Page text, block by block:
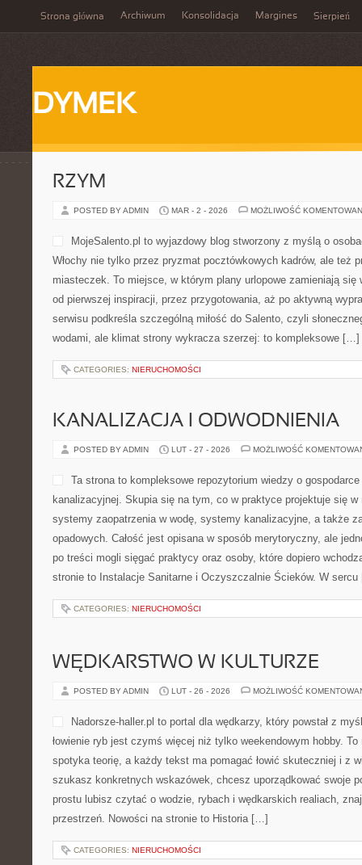
Strona główna Archiwum Konsolidacja Margines Sierpień
DYMEK
RZYM
POSTED BY ADMIN MAR - 2 - 2026 MOŻLIWOŚĆ
MojeSalento.pl to wyjazdowy blog stworzony z myślą o
Włochy nie tylko przez pryzmat pocztówkowych kadrów, ale też
miasteczek. To miejsce, w którym plany urlopowe zamieniają się
od pierwszej inspiracji, przez przygotowania, aż po aktywną
serwisu podkreśla szczególną miłość do Salento, czyli
wodami, ale klimat strony wykracza szerzej: to kompleksowe […]
CATEGORIES: NIERUCHOMOŚCI
KANALIZACJA I ODWODNIENIA
POSTED BY ADMIN LUT - 27 - 2026 MOŻLIWOŚĆ
Ta strona to kompleksowe repozytorium wiedzy o
kanalizacyjnej. Skupia się na tym, co w praktyce projektuje się
systemy zaopatrzenia w wodę, systemy kanalizacyjne, a także
opadowych. Całość jest opisana w sposób merytoryczny, ale
po treści mogli sięgać praktycy oraz osoby, które dopiero
stronie to Instalacje Sanitarne i Oczyszczalnie Ścieków. W
CATEGORIES: NIERUCHOMOŚCI
WĘDKARSTWO W KULTURZE
POSTED BY ADMIN LUT - 26 - 2026 MOŻLIWOŚĆ
Nadorsze-haller.pl to portal dla wędkarzy, który powstał z
łowienie ryb jest czymś więcej niż tylko weekendowym hobby.
spotyka teorię, a każdy tekst ma pomagać łowić skuteczniej i z
szukasz konkretnych wskazówek, chcesz uporządkować swoje
prostu lubisz czytać o wodzie, rybach i wędkarskich realiach,
przestrzeń. Nowości na stronie to Historia […]
CATEGORIES: NIERUCHOMOŚCI